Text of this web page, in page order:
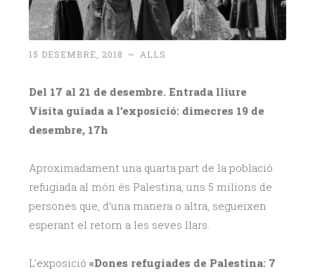
15 DESEMBRE, 2018 ~ ALLS
Del 17 al 21 de desembre. Entrada lliure
Visita guiada a l’exposició: dimecres 19 de
desembre, 17h
Aproximadament una quarta part de la població
refugiada al món és Palestina, uns 5 milions de
persones que, d’una manera o altra, segueixen
esperant el retorn a les seves llars.
L’exposició «Dones refugiades de Palestina: 7